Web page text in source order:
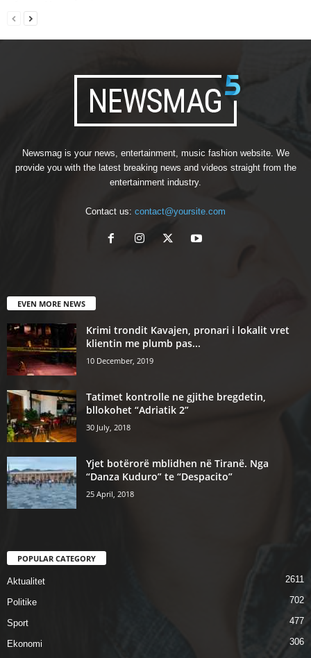
Newsmag is your news, entertainment, music fashion website. We
provide you with the latest breaking news and videos straight from the
entertainment industry.
Contact us: contact@yoursite.com
EVEN MORE NEWS
Krimi trondit Kavajen, pronari i lokalit vret
klientin me plumb pas...
10 December, 2019
Tatimet kontrolle ne gjithe bregdetin,
bllokohet “Adriatik 2”
30 July, 2018
Yjet botërorë mblidhen në Tiranë. Nga
“Danza Kuduro” te “Despacito”
25 April, 2018
POPULAR CATEGORY
Aktualitet 2611
Politike 702
Sport 477
Ekonomi
306